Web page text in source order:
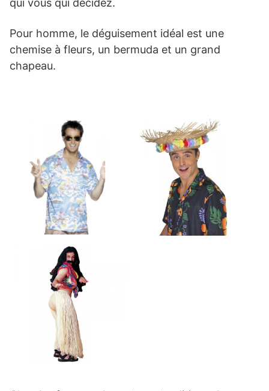
qui vous qui décidez.
Pour homme, le déguisement idéal est une
chemise à fleurs, un bermuda et un grand
chapeau.